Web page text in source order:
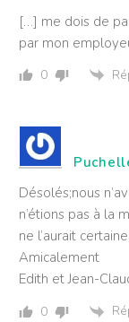
[…] me dois de
par mon
0
Désolés;nous
n’étions pas à la
ne l’aurait
Amicalement
Edith et Jean-
0